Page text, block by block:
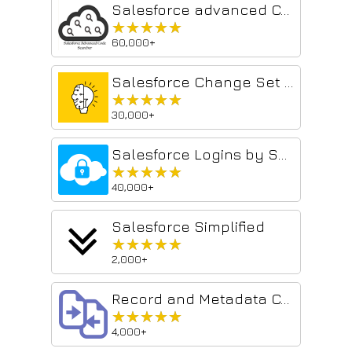
★★★★★
★★★★★
60,000+
★★★★★
★★★★★
30,000+
★★★★★
★★★★★
40,000+
Salesforce Simplified
★★★★★
★★★★★
2,000+
★★★★★
★★★★★
4,000+